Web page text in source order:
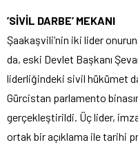
’SİVİL DARBE’ MEKANI
Şaakaşvili’nin iki lider
da, eski Devlet Başkanı
liderliğindeki sivil hükümet
Gürcistan parlamento
gerçekleştirildi. Üç lider, imza
ortak bir açıklama ile tarihi